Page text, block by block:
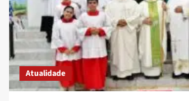
Atualidade